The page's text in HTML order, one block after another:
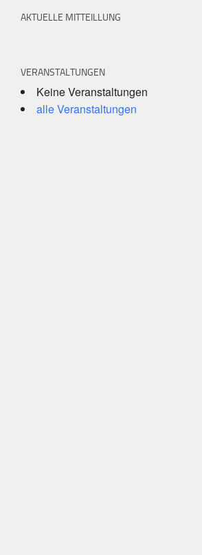
AKTUELLE MITTEILLUNG
VERANSTALTUNGEN
Keine Veranstaltungen
alle Veranstaltungen